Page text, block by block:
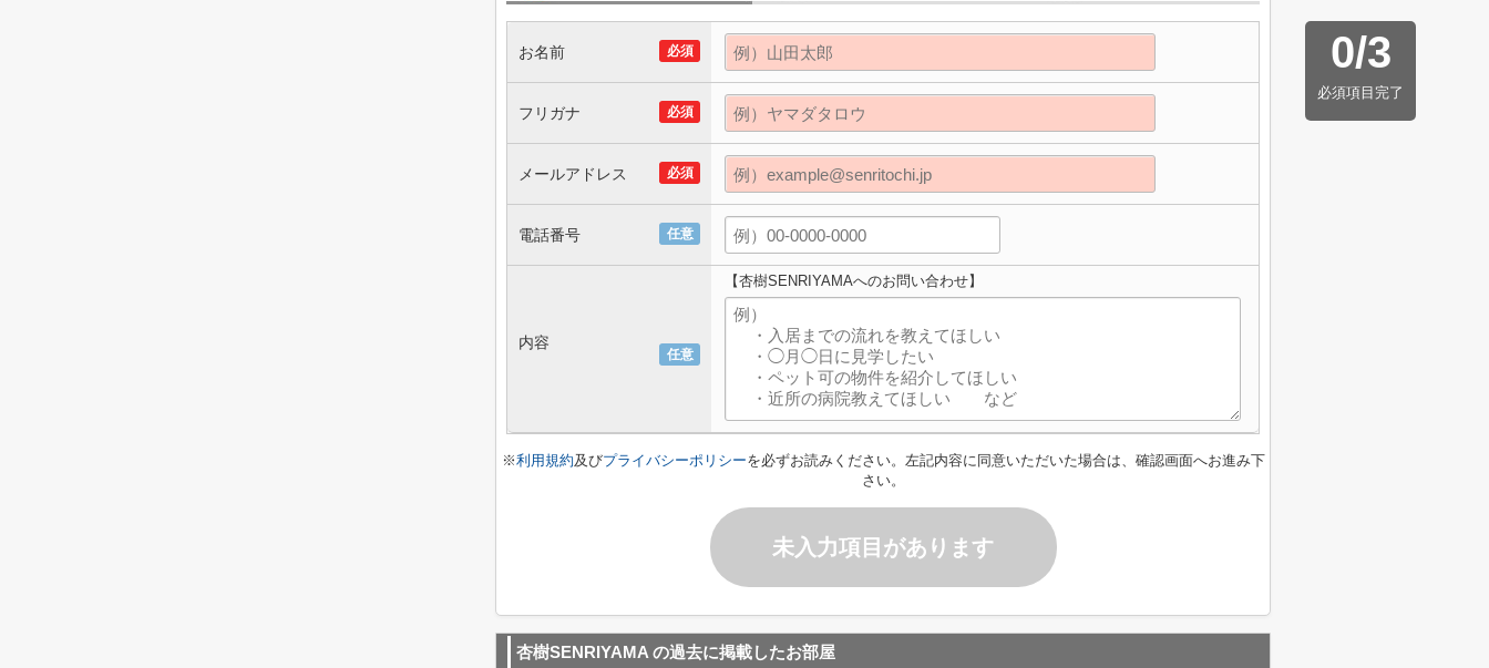
0/3
必須項目完了
必須
お名前
必須
フリガナ
必須
メールアドレス
任意
電話番号
任意
内容
【杏樹SENRIYAMAへのお問い合わせ】
※利用規約及びプライバシーポリシーを必ずお読みください。左記内容に同意いただいた場合は、確認画面へお進み下
さい。
未入力項目があります
杏樹SENRIYAMA の過去に掲載したお部屋